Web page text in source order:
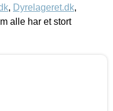
, Dyrelageret.dk,
alle har et stort